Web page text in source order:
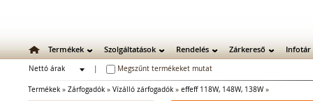
Termékek Szolgáltatások Rendelés Zárkereső Infotár
Nettó árak
Megszűnt termékeket mutat
Termékek » Zárfogadók » Vízálló zárfogadók » effeff 118W, 148W, 138W »